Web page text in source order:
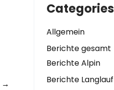
→
Categories
Allgemein
Berichte gesamt
Berichte Alpin
Berichte Langlauf